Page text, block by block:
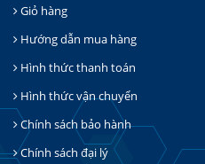
Giỏ hàng
Hướng dẫn mua hàng
Hình thức thanh toán
Hình thức vận chuyển
Chính sách bảo hành
Chính sách đại lý